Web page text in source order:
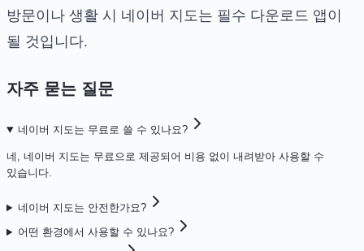
방문이나 생활 시 네이버 지도는 필수 다운로드 앱이
될 것입니다.
자주 묻는 질문
네이버 지도는 무료로 쓸 수 있나요?
네, 네이버 지도는 무료으로 제공되어 비용 없이 내려받아 사용할 수
있습니다.
네이버 지도는 안전한가요?
어떤 환경에서 사용할 수 있나요?